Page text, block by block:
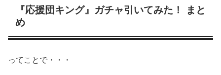
『応援団キング』ガチャ引いてみた！ まと
め
ってことで・・・